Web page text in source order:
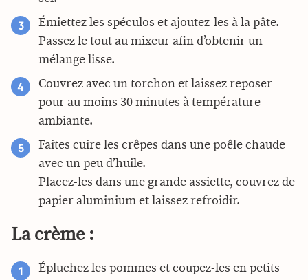
Émiettez les spéculos et ajoutez-les à la pâte.
Passez le tout au mixeur afin d’obtenir un
mélange lisse.
Couvrez avec un torchon et laissez reposer
pour au moins 30 minutes à température
ambiante.
Faites cuire les crêpes dans une poêle chaude
avec un peu d’huile.
Placez-les dans une grande assiette, couvrez de
papier aluminium et laissez refroidir.
La crème :
Épluchez les pommes et coupez-les en petits